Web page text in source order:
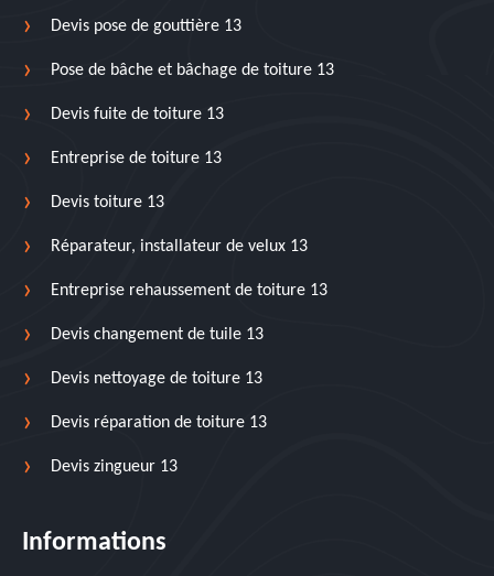
Devis pose de gouttière 13
Pose de bâche et bâchage de toiture 13
Devis fuite de toiture 13
Entreprise de toiture 13
Devis toiture 13
Réparateur, installateur de velux 13
Entreprise rehaussement de toiture 13
Devis changement de tuile 13
Devis nettoyage de toiture 13
Devis réparation de toiture 13
Devis zingueur 13
Informations